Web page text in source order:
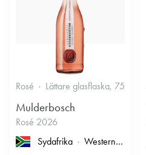
Rosé Lättare glasflaska, 750ml
Mulderbosch
Rosé 2026
Sydafrika
Western Cape